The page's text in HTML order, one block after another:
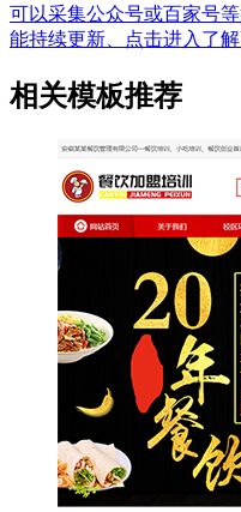
可以采集公众号或百家号
能持续更新、点击进入了解
相关模板推荐